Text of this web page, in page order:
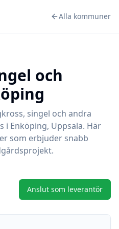
Alla kommuner
och
singel och andra
i Enköping, Uppsala. Här
som erbjuder snabb
Anslut som leverantör